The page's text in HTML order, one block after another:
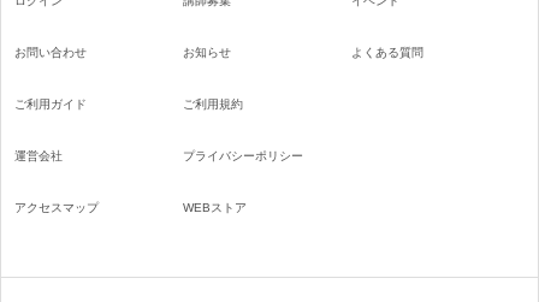
お問い合わせ お知らせ よくある質問
ご利用ガイド
運営会社
アクセスマップ
ご利用規約
プライバシーポリシー
WEBストア